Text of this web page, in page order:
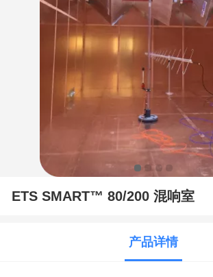
ETS SMART™ 80/200 混响室
产品详情